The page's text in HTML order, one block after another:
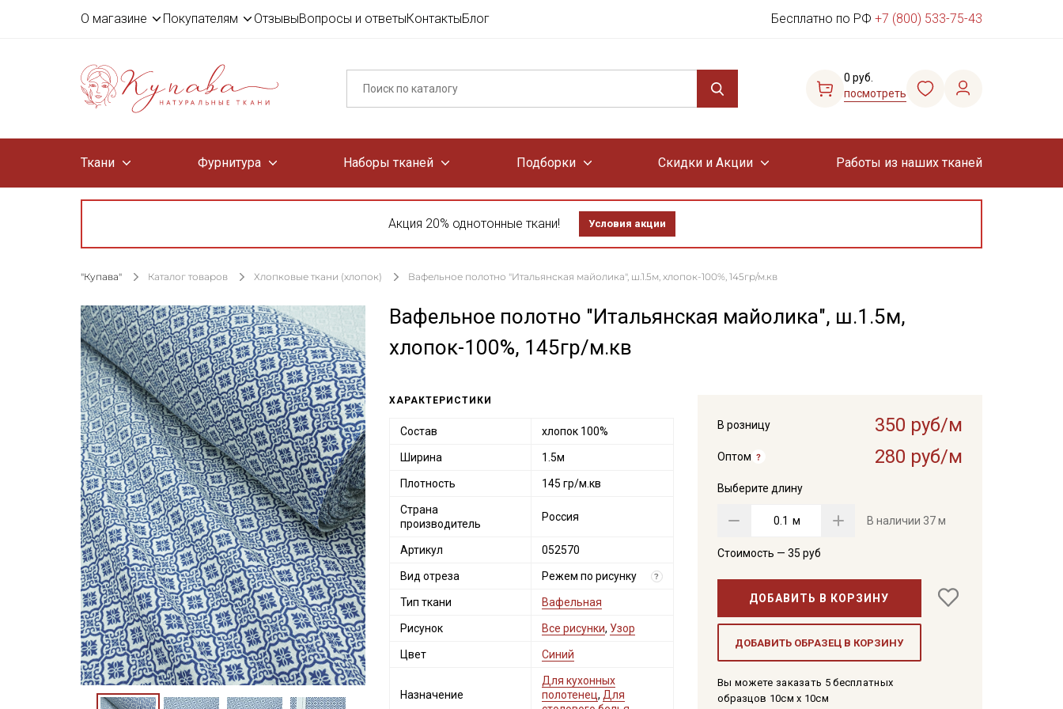
О магазине Покупателям ОтзывыВопросы и ответыКонтактыБлог Бесплатно по РФ +7 (800) 533-75-43
0 руб.
посмотреть
Ткани Фурнитура Наборы тканей Подборки Скидки и Акции Работы из наших тканей
Акция 20% однотонные ткани! Условия акции
"Купава" Каталог товаров Хлопковые ткани (хлопок) Вафельное полотно "Итальянская майолика", ш.1.5м, хлопок-100%, 145гр/м.кв
Вафельное полотно "Итальянская майолика", ш.1.5м,
хлопок-100%, 145гр/м.кв
В розницу 350 руб/м
Оптом 280 руб/м
Выберите длину
м В наличии 37 м
Стоимость — 35 руб
ДОБАВИТЬ В КОРЗИНУ
ДОБАВИТЬ ОБРАЗЕЦ В КОРЗИНУ
Вы можете заказать 5 бесплатных
образцов 10см x 10см
ХАРАКТЕРИСТИКИ
Состав хлопок 100%
Ширина 1.5м
Плотность 145 гр/м.кв
Страна
производитель
Россия
Артикул 052570
Вид отреза Режем по рисунку ?
Тип ткани Вафельная
Рисунок Все рисунки, Узор
Цвет Синий
Назначение
Для кухонных
полотенец, Для